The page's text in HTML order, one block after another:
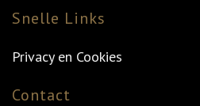
Snelle Links
Privacy en Cookies
Contact